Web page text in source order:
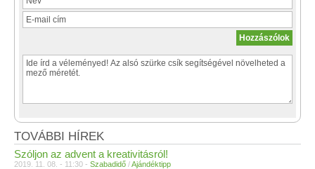
TOVÁBBI HÍREK
Szóljon az advent a kreativitásról!
2019. 11. 08. - 11:30 - Szabadidő /Ajándéktipp